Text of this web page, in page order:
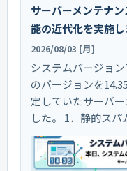
サーバーメンテナ
能の近代化を実施
2026/08/03 [月]
システムバージョ
のバージョンを
定していたサーバ
した。 1．静的スパ